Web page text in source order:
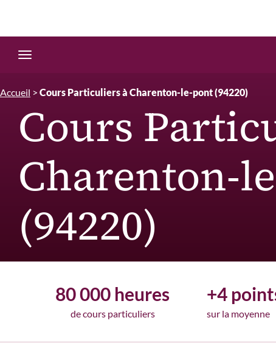
Ouvrir la navigation
Accueil > Cours Particuliers à Charenton-le-pont (94220)
Cours
Charenton-
(94220)
80 000 heures
de cours particuliers
+4
sur la moyenne